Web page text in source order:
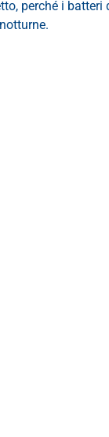
perché i batteri